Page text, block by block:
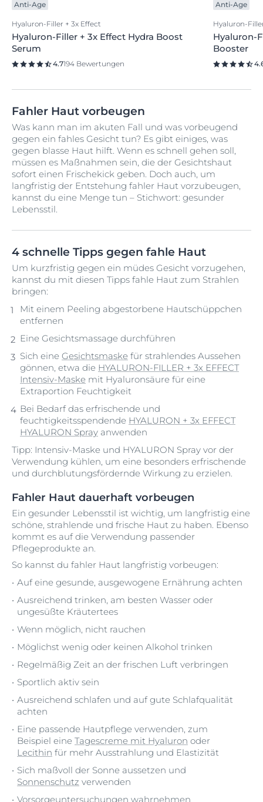
Anti-Age
Hyaluron-Filler + 3x Effect
Hyaluron-Filler + 3x Effect Hydra Boost
Serum
4.7194 Bewertungen
Anti-Age
Hyaluron-
Hyaluron-
Booster
Fahler Haut vorbeugen
Was kann man im akuten Fall und was vorbeugend
gegen ein fahles Gesicht tun? Es gibt einiges, was
gegen blasse Haut hilft. Wenn es schnell gehen soll,
müssen es Maßnahmen sein, die der Gesichtshaut
sofort einen Frischekick geben. Doch auch, um
langfristig der Entstehung fahler Haut vorzubeugen,
kannst du eine Menge tun – Stichwort: gesunder
Lebensstil.
4 schnelle Tipps gegen fahle Haut
Um kurzfristig gegen ein müdes Gesicht vorzugehen,
kannst du mit diesen Tipps fahle Haut zum Strahlen
bringen:
Mit einem Peeling abgestorbene Hautschüppchen
entfernen
Eine Gesichtsmassage durchführen
Sich eine Gesichtsmaske für strahlendes Aussehen
gönnen, etwa die HYALURON-FILLER + 3x EFFECT
Intensiv-Maske mit Hyaluronsäure für eine
Extraportion Feuchtigkeit
Bei Bedarf das erfrischende und
feuchtigkeitsspendende HYALURON + 3x EFFECT
HYALURON Spray anwenden
Tipp: Intensiv-Maske und HYALURON Spray vor der
Verwendung kühlen, um eine besonders erfrischende
und durchblutungsfördernde Wirkung zu erzielen.
Fahler Haut dauerhaft vorbeugen
Ein gesunder Lebensstil ist wichtig, um langfristig eine
schöne, strahlende und frische Haut zu haben. Ebenso
kommt es auf die Verwendung passender
Pflegeprodukte an.
So kannst du fahler Haut langfristig vorbeugen:
Auf eine gesunde, ausgewogene Ernährung achten
Ausreichend trinken, am besten Wasser oder
ungesüßte Kräutertees
Wenn möglich, nicht rauchen
Möglichst wenig oder keinen Alkohol trinken
Regelmäßig Zeit an der frischen Luft verbringen
Sportlich aktiv sein
Ausreichend schlafen und auf gute Schlafqualität
achten
Eine passende Hautpflege verwenden, zum
Beispiel eine Tagescreme mit Hyaluron oder
Lecithin für mehr Ausstrahlung und Elastizität
Sich maßvoll der Sonne aussetzen und
Sonnenschutz verwenden
Vorsorgeuntersuchungen wahrnehmen